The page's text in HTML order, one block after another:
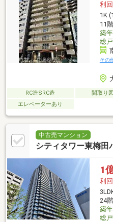
利
1K
11
築
総
その
RC造SRC造 間取り
エレベーターあり
中古売マンション
シティタワー東梅田
1
利
24
築
総